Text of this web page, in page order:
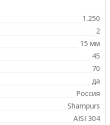
1.250
2
15 мм
45
70
да
Россия
Shampurs
AISI 304